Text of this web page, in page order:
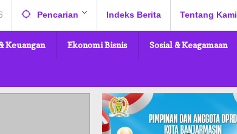
Pencarian Indeks Berita Tentang Kami
Keuangan Ekonomi Bisnis Sosial & Keagamaan